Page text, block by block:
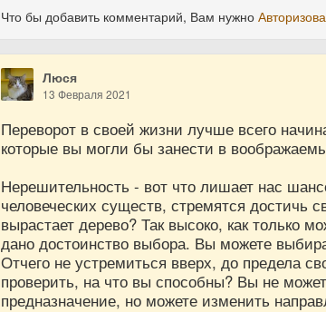
Что бы добавить комментарий, Вам нужно
Люся
13 Февраля 2021
Переворот в своей жизни лучше всего
которые вы могли бы занести в
Нерешительность - вот что лишает нас
человеческих существ, стремятся достичь
вырастает дерево? Так высоко, как только
дано достоинство выбора. Вы можете
Отчего не устремиться вверх, до предела
проверить, на что вы способны? Вы не
предназначение, но можете изменить